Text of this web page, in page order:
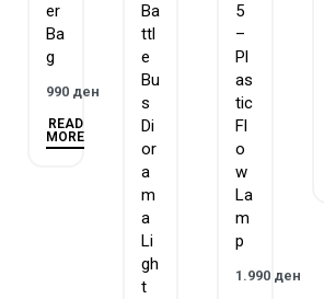
er
Ba
g
990 ден
READ
MORE
Ba
ttl
e
Bu
s
Di
or
a
m
a
Li
gh
t
5
–
Pl
as
tic
Fl
o
w
La
m
p
1.990 ден